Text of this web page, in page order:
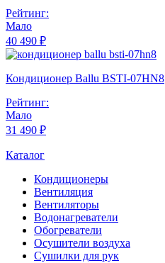
Рейтинг:
Мало
40 490 ₽
Кондиционер Ballu BSTI-07HN8
Рейтинг:
Мало
31 490 ₽
Каталог
Кондиционеры
Вентиляция
Вентиляторы
Водонагреватели
Обогреватели
Осушители воздуха
Сушилки для рук